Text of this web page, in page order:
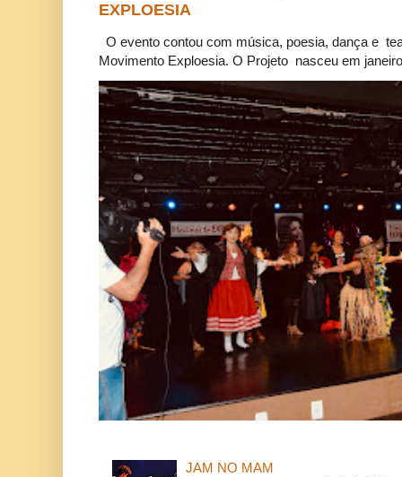
EXPLOESIA
O evento contou com música, poesia, dança e
Movimento Exploesia. O Projeto nasceu em
JAM NO MAM